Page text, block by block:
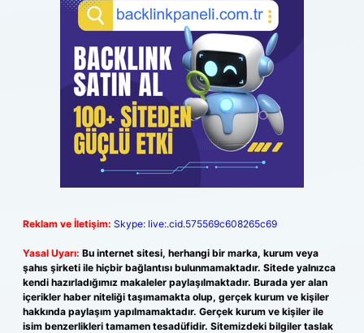
Reklam ve İletişim: Skype: live:.cid.575569c608265c69
Yasal Uyarı: Bu internet sitesi, herhangi bir marka, kurum veya
şahıs şirketi ile hiçbir bağlantısı bulunmamaktadır. Sitede yalnızca
kendi hazırladığımız makaleler paylaşılmaktadır. Burada yer alan
içerikler haber niteliği taşımamakta olup, gerçek kurum ve kişiler
hakkında paylaşım yapılmamaktadır. Gerçek kurum ve kişiler ile
isim benzerlikleri tamamen tesadüfidir. Sitemizdeki bilgiler taslak